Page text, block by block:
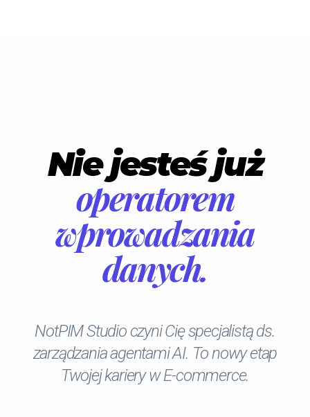
Nie jesteś już
operatorem
wprowadzania
danych.
NotPIM Studio czyni Cię specjalistą ds.
zarządzania agentami AI. To nowy etap
Twojej kariery w E-commerce.